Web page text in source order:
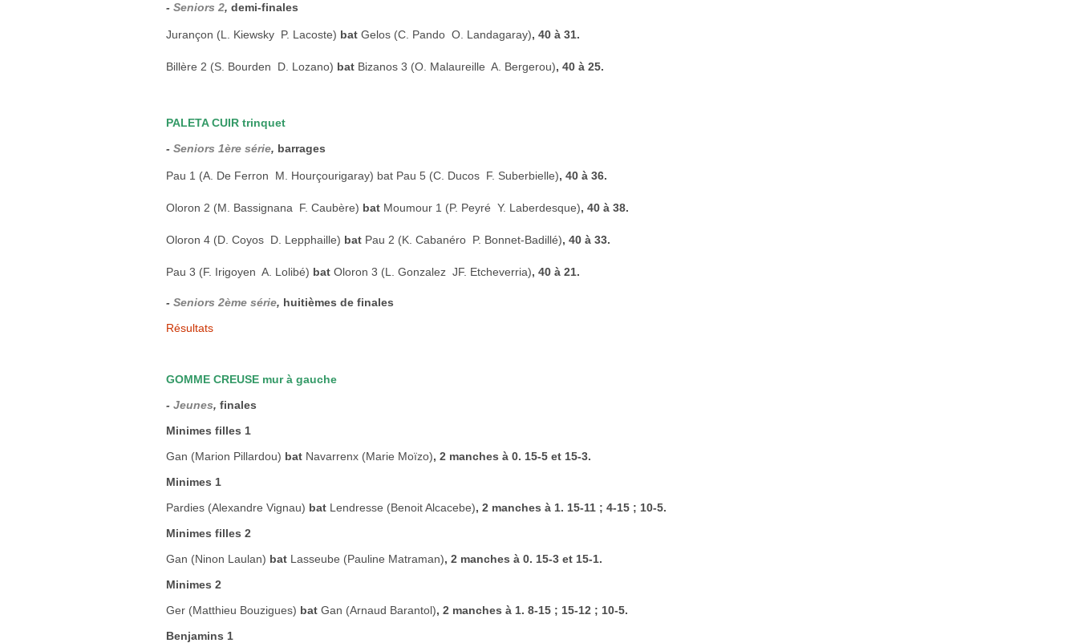
- Seniors 2, demi-finales
Jurançon (L. Kiewsky  P. Lacoste) bat Gelos (C. Pando  O. Landagaray), 40 à 31.
Billère 2 (S. Bourden  D. Lozano) bat Bizanos 3 (O. Malaureille  A. Bergerou), 40 à 25.
PALETA CUIR trinquet
- Seniors 1ère série, barrages
Pau 1 (A. De Ferron  M. Hourçourigaray) bat Pau 5 (C. Ducos  F. Suberbielle), 40 à 36.
Oloron 2 (M. Bassignana  F. Caubère) bat Moumour 1 (P. Peyré  Y. Laberdesque), 40 à 38.
Oloron 4 (D. Coyos  D. Lepphaille) bat Pau 2 (K. Cabanéro  P. Bonnet-Badillé), 40 à 33.
Pau 3 (F. Irigoyen  A. Lolibé) bat Oloron 3 (L. Gonzalez  JF. Etcheverria), 40 à 21.
- Seniors 2ème série, huitièmes de finales
Résultats
GOMME CREUSE mur à gauche
- Jeunes, finales
Minimes filles 1
Gan (Marion Pillardou) bat Navarrenx (Marie Moïzo), 2 manches à 0. 15-5 et 15-3.
Minimes 1
Pardies (Alexandre Vignau) bat Lendresse (Benoit Alcacebe), 2 manches à 1. 15-11 ; 4-15 ; 10-5.
Minimes filles 2
Gan (Ninon Laulan) bat Lasseube (Pauline Matraman), 2 manches à 0. 15-3 et 15-1.
Minimes 2
Ger (Matthieu Bouzigues) bat Gan (Arnaud Barantol), 2 manches à 1. 8-15 ; 15-12 ; 10-5.
Benjamins 1